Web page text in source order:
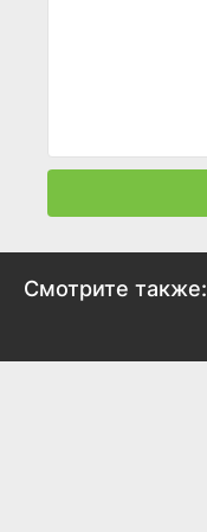
Смотрите также: